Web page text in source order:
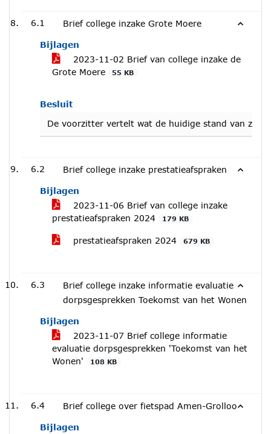
6.1 Brief college inzake Grote Moere
Bijlagen
2023-11-02 Brief van college inzake de
Grote Moere
55 KB
Besluit
De voorzitter vertelt wat de huidige stand van
6.2 Brief college inzake prestatieafspraken
Bijlagen
2023-11-06 Brief van college inzake
prestatieafspraken 2024
179 KB
prestatieafspraken 2024 679 KB
6.3
Brief college inzake informatie evaluatie
dorpsgesprekken Toekomst van het Wonen
Bijlagen
2023-11-07 Brief college informatie
evaluatie dorpsgesprekken 'Toekomst van het
Wonen'
108 KB
6.4 Brief college over fietspad Amen-Grolloo
Bijlagen